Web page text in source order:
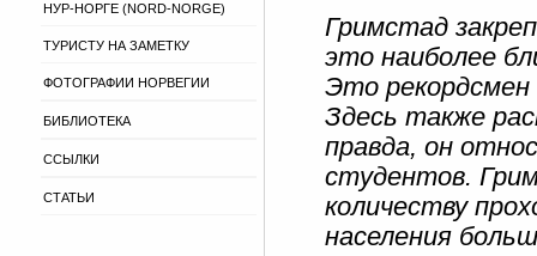
НУР-НОРГЕ (NORD-NORGE)
ТУРИСТУ НА ЗАМЕТКУ
ФОТОГРАФИИ НОРВЕГИИ
БИБЛИОТЕКА
ССЫЛКИ
СТАТЬИ
Гримстад
это наиболее
Это рекордсмен
Здесь также
правда, он
студентов.
количеству
населения